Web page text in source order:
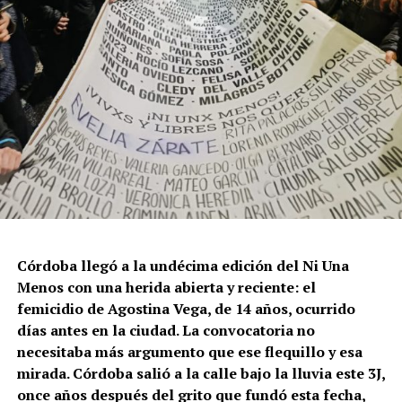
protección, paralización de la agenda legislativa en
materia de derechos y consolidación de discursos
fascistas que estigmatizan a la diversidad.
Para María Rachid, titular del Instituto contra la
Discriminación de la Ciudad de Buenos Aires e
integrante de la Federación Argentina LGBT+
(FALGBT), el drástico aumento de estos crímenes en
Argentina no puede separarse de los discursos de odio
que provienen del gobierno nacional. “Tanto el
de manera violenta y discriminatoria hacia la comunidad
LGBT en general y, principalmente, hacia la comunidad
trans”, describe Rachid. “Y eso –agrega– genera mayor
violencia y discriminación en la vida cotidiana. Esos
discursos terminan legitimando, avalando y fomentando
la violencia hacia nuestra comunidad”.
Córdoba llegó a la undécima edición del Ni Una
Menos con una herida abierta y reciente: el
femicidio de Agostina Vega, de 14 años, ocurrido
días antes en la ciudad. La convocatoria no
necesitaba más argumento que ese flequillo y esa
mirada. Córdoba salió a la calle bajo la lluvia este 3J,
once años después del grito que fundó esta fecha,